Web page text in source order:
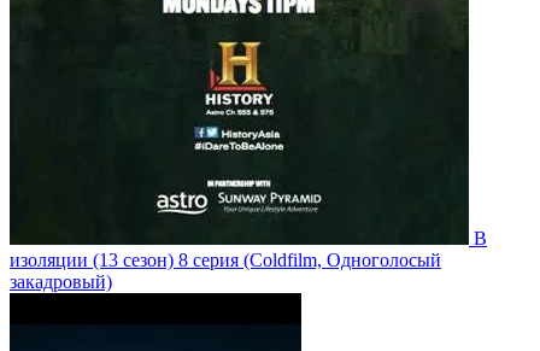
В
изоляции (13 сезон) 8 серия (Coldfilm, Одноголосый
закадровый)